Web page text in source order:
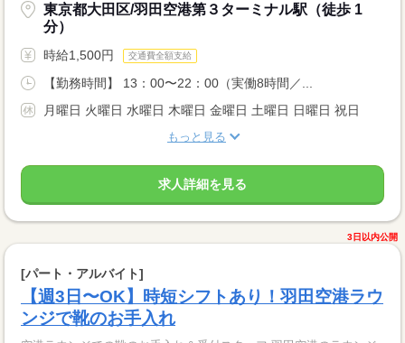
東京都大田区/羽田空港第３ターミナル駅（徒歩 1
分）
時給1,500円 交通費全額支給
【勤務時間】 13：00〜22：00（実働8時間／...
月曜日 火曜日 水曜日 木曜日 金曜日 土曜日 日曜日 祝日
もっと見る
求人詳細を見る
3日以内公開
[パート・アルバイト]
【週3日〜OK】時短シフトあり！羽田空港ラウ
ンジで靴のお手入れ